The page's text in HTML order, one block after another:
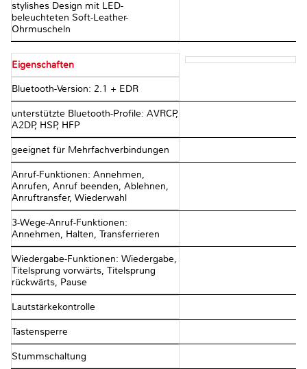
stylishes Design mit LED-
beleuchteten Soft-Leather-
Ohrmuscheln
Eigenschaften
Bluetooth-Version: 2.1 + EDR
unterstützte Bluetooth-Profile: AVRCP,
A2DP, HSP, HFP
geeignet für Mehrfachverbindungen
Anruf-Funktionen: Annehmen,
Anrufen, Anruf beenden, Ablehnen,
Anruftransfer, Wiederwahl
3-Wege-Anruf-Funktionen:
Annehmen, Halten, Transferrieren
Wiedergabe-Funktionen: Wiedergabe,
Titelsprung vorwärts, Titelsprung
rückwärts, Pause
Lautstärkekontrolle
Tastensperre
Stummschaltung